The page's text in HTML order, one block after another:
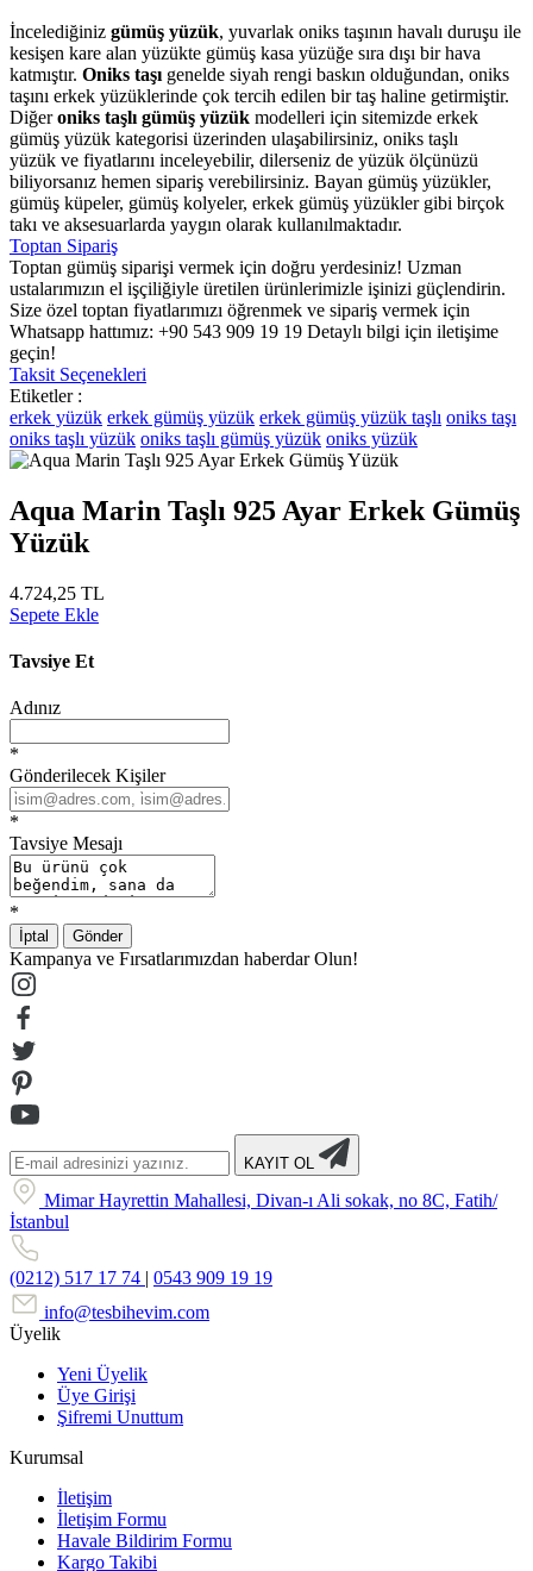
İncelediğiniz gümüş yüzük, yuvarlak oniks taşının havalı duruşu ile
kesişen kare alan yüzükte gümüş kasa yüzüğe sıra dışı bir hava
katmıştır. Oniks taşı genelde siyah rengi baskın olduğundan, oniks
taşını erkek yüzüklerinde çok tercih edilen bir taş haline getirmiştir.
Diğeroniks taşlı gümüş yüzük modelleri için sitemizde erkek
gümüş yüzük kategorisi üzerinden ulaşabilirsiniz, oniks taşlı
yüzük ve fiyatlarını inceleyebilir, dilerseniz de yüzük ölçünüzü
biliyorsanız hemen sipariş verebilirsiniz. Bayan gümüş yüzükler,
gümüş küpeler, gümüş kolyeler, erkek gümüş yüzükler gibi birçok
takı ve aksesuarlarda yaygın olarak kullanılmaktadır.
Toptan Sipariş
Toptan gümüş siparişi vermek için doğru yerdesiniz! Uzman
ustalarımızın el işçiliğiyle üretilen ürünlerimizle işinizi güçlendirin.
Size özel toptan fiyatlarımızı öğrenmek ve sipariş vermek için
Whatsapp hattımız: +90 543 909 19 19 Detaylı bilgi için iletişime
geçin!
Taksit Seçenekleri
Etiketler :
erkek yüzük erkek gümüş yüzük erkek gümüş yüzük taşlı oniks taşı
oniks taşlı yüzük oniks taşlı gümüş yüzük oniks yüzük
Aqua Marin Taşlı 925 Ayar Erkek Gümüş
Yüzük
4.724,25 TL
Sepete Ekle
Tavsiye Et
Adınız
*
Gönderilecek Kişiler
*
Tavsiye Mesajı
*
İptal Gönder
Kampanya ve Fırsatlarımızdan haberdar Olun!
KAYIT OL
Mimar Hayrettin Mahallesi, Divan-ı Ali sokak, no 8C, Fatih/
İstanbul
(0212) 517 17 74 | 0543 909 19 19
info@tesbihevim.com
Üyelik
Yeni Üyelik
Üye Girişi
Şifremi Unuttum
Kurumsal
İletişim
İletişim Formu
Havale Bildirim Formu
Kargo Takibi